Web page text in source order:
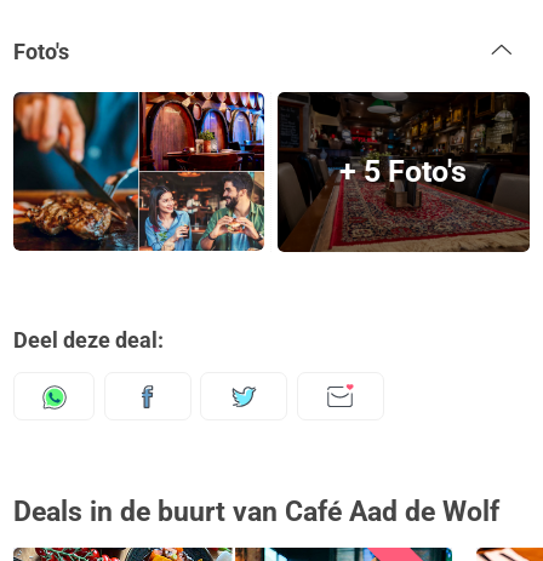
Foto's
+ 5 Foto's
Deel deze deal:
Deals in de buurt van Café Aad de Wolf